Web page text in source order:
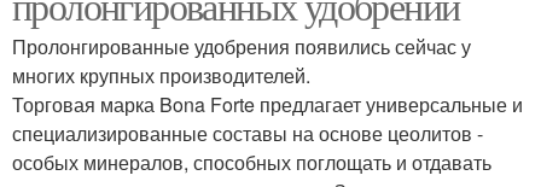
Пролонгированные удобрения появились сейчас у
многих крупных производителей.
Торговая марка Bona Forte предлагает универсальные и
специализированные составы на основе цеолитов -
особых минералов, способных поглощать и отдавать